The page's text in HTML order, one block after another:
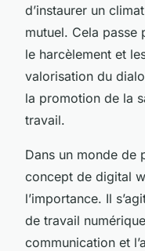
d’instaurer un
mutuel. Cela passe
le harcèlement et
valorisation du
la promotion de la
travail.
Dans un monde de
concept de digital
l’importance. Il
de travail
communication et